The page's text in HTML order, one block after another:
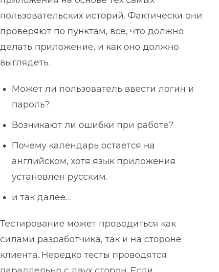
пользовательских историй. Фактически они
проверяют по пунктам, все, что должно
делать приложение, и как оно должно
выглядеть.
Может ли пользователь ввести логин и
пароль?
Возникают ли ошибки при работе?
Почему календарь остается на
английском, хотя язык приложения
установлен русским.
и так далее…
Тестирование может проводиться как
силами разработчика, так и на стороне
клиента. Нередко тесты проводятся